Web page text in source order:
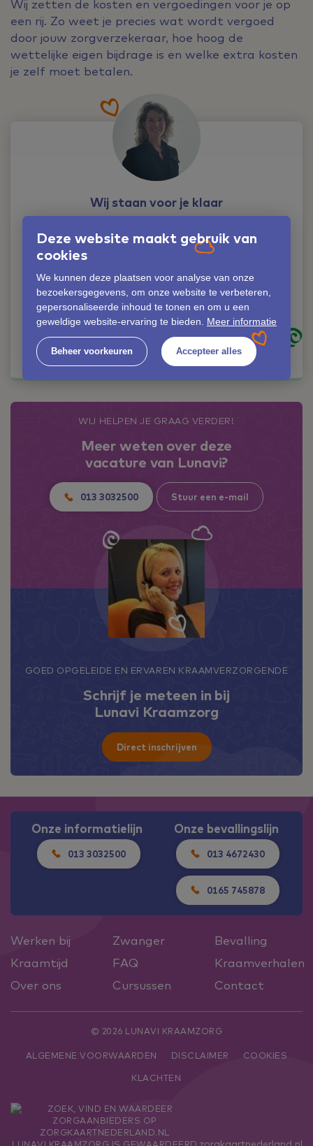
Deze website maakt gebruik van
cookies
We kunnen deze plaatsen voor analyse van onze
bezoekersgegevens, om onze website te verbeteren,
gepersonaliseerde inhoud te tonen en om u een
geweldige website-ervaring te bieden. Meer informatie
Beheer voorkeuren Accepteer alles
Wij zetten de kosten en vergoedingen voor je op
een rij. Zo weet je precies wat wordt vergoed
door jouw zorgverzekeraar, hoe hoog de
wettelijke eigen bijdrage is en welke extra kosten
je zelf moet betalen.
Wij staan voor je klaar
persoonlijk spreken?
Peggy Brasz
06-42352972
peggy.brasz@lunavi.nl
Kom in contact
WIJ HELPEN JE GRAAG VERDER!
Meer weten over deze
vacature van Lunavi?
013 3032500 Stuur een e-mail
GOED OPGELEIDE EN ERVAREN KRAAMVERZORGENDE
Schrijf je meteen in bij
Lunavi Kraamzorg
Direct inschrijven
Onze informatielijn
013 3032500
Onze bevallingslijn
013 4672430
0165 745878
Werken bij Zwanger
Bevalling
Kraamtijd
FAQ
Kraamverhalen
Over ons
Cursussen Contact
© 2026 LUNAVI KRAAMZORG
ALGEMENE VOORWAARDEN DISCLAIMER
COOKIES
KLACHTEN
LUNAVI KRAAMZORG IS GEWAARDEERD